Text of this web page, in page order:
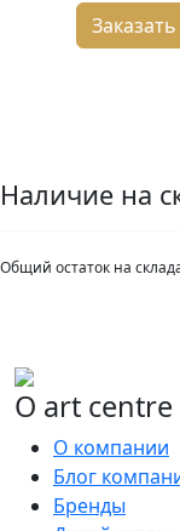
Наличие на
Общий остаток на
О art centre
О компании
Блог
Бренды